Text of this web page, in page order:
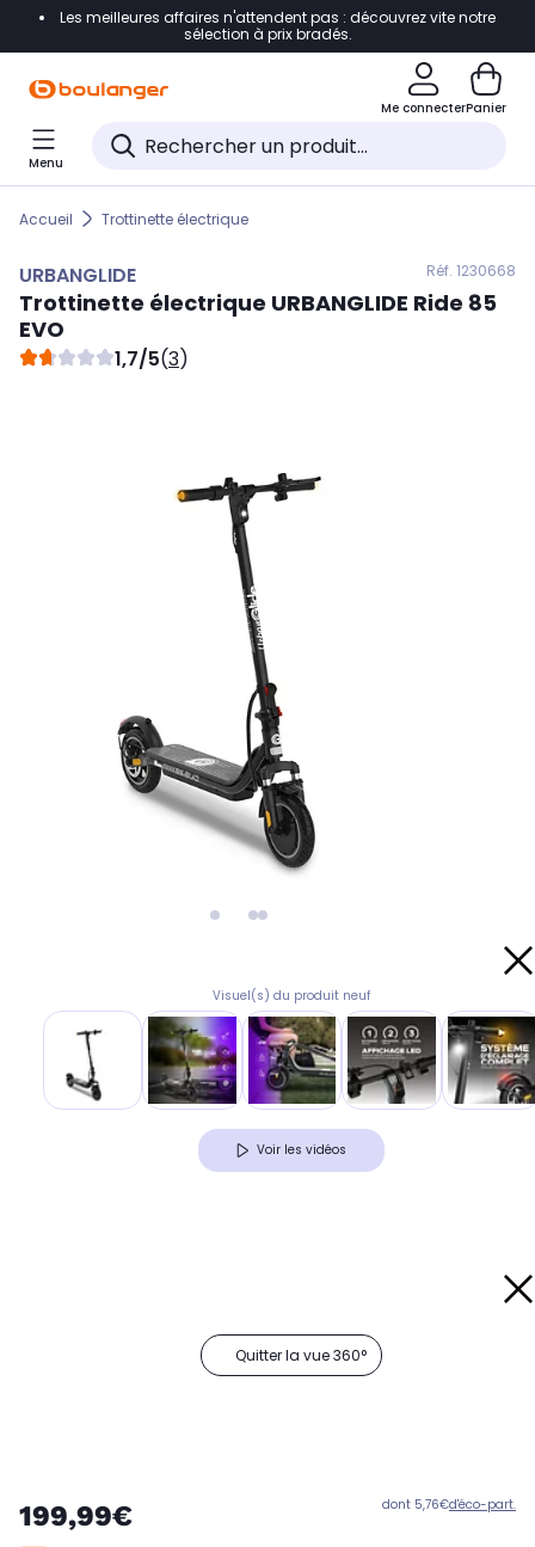
Accéder directement à la navigation
Accéder directement au pied de page
Accéder directement au chatbot
Les meilleures affaires n'attendent pas : découvrez vite notre
sélection à prix bradés.
Me connecterPanier
Menu
Accueil Trottinette électrique
URBANGLIDE Réf. 1230668
Trottinette électrique URBANGLIDE Ride 85
EVO
1,7/5(3)
Visuel(s) du produit neuf
Voir les vidéos
Quitter la vue 360°
199,99€ dont 5,76€d'éco-part.